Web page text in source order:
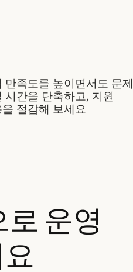
만족도를 높이면서도 문제
시간을 단축하고, 지원
절감해 보세요
운영